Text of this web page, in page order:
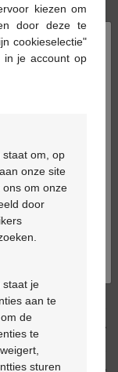
In winkelmandje
×
kiezen om
door deze te
cookieselectie"
in je account op
staat om, op
onze site
ons om onze
door
staat je
aan te
de
te
sturen